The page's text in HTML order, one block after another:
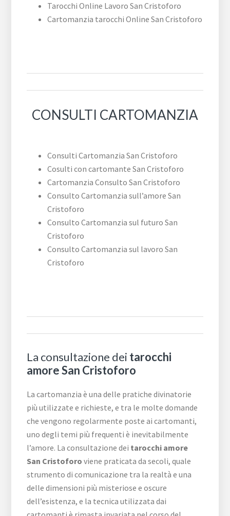
Tarocchi Online Lavoro San Cristoforo
Cartomanzia tarocchi Online San Cristoforo
CONSULTI CARTOMANZIA
Consulti Cartomanzia San Cristoforo
Cosulti con cartomante San Cristoforo
Cartomanzia Consulto San Cristoforo
Consulto Cartomanzia sull’amore San
Cristoforo
Consulto Cartomanzia sul futuro San
Cristoforo
Consulto Cartomanzia sul lavoro San
Cristoforo
La consultazione dei tarocchi
amore San Cristoforo
La cartomanzia è una delle pratiche divinatorie
più utilizzate e richieste, e tra le molte domande
che vengono regolarmente poste ai cartomanti,
uno degli temi più frequenti è inevitabilmente
l’amore. La consultazione dei tarocchi amore
San Cristoforo viene praticata da secoli, quale
strumento di comunicazione tra la realtà e una
delle dimensioni più misteriose e oscure
dell’esistenza, e la tecnica utilizzata dai